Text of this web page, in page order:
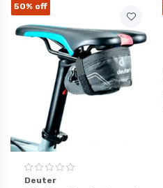
50% off
Deuter